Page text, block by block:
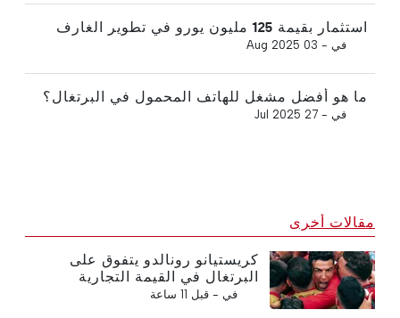
استثمار بقيمة 125 مليون يورو في تطوير الغارف
في - 03 Aug 2025
ما هو أفضل مشغل للهاتف المحمول في البرتغال؟
في - 27 Jul 2025
مقالات أخرى
كريستيانو رونالدو يتفوق على
البرتغال في القيمة التجارية
في - قبل 11 ساعة